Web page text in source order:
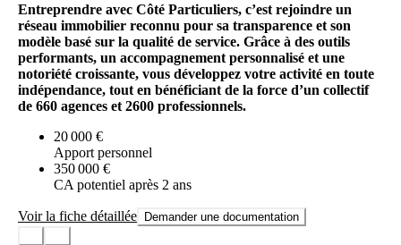
Entreprendre avec Côté Particuliers, c’est rejoindre un
réseau immobilier reconnu pour sa transparence et son
modèle basé sur la qualité de service. Grâce à des outils
performants, un accompagnement personnalisé et une
notoriété croissante, vous développez votre activité en toute
indépendance, tout en bénéficiant de la force d’un collectif
de 660 agences et 2600 professionnels.
20 000 €
Apport personnel
350 000 €
CA potentiel après 2 ans
Voir la fiche détaillée Demander une documentation